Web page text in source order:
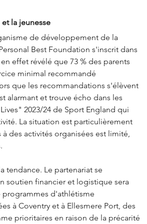
la jeunesse
de développement de la
Best Foundation s'inscrit dans
effet révélé que 73 % des parents
minimal recommandé
que les recommandations s'élèvent
alarmant et trouve écho dans les
2023/24 de Sport England qui
La situation est particulièrement
des activités organisées est limité,
tendance. Le partenariat se
soutien financier et logistique sera
programmes d'athlétisme
à Coventry et à Ellesmere Port, des
prioritaires en raison de la précarité